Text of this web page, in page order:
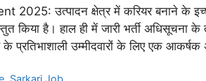
2025: उत्पादन क्षेत्र में करियर बनाने के
किया है। हाल ही में जारी भर्ती
प्रतिभाशाली उम्मीदवारों के लिए एक
Sarkari Job